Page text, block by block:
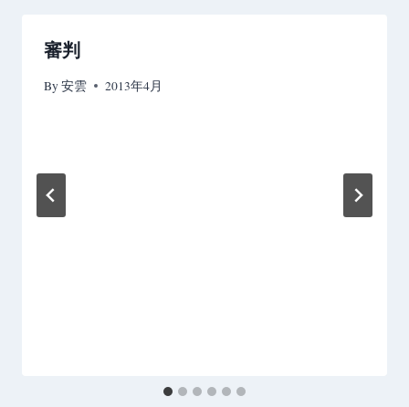
シ
ョ
審判
By安雲 2013年4月